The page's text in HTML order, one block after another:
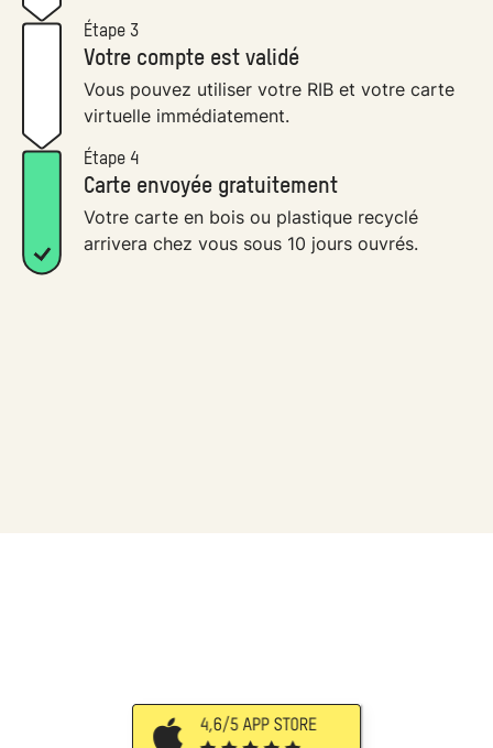
Étape 3
Votre compte est validé
Vous pouvez utiliser votre RIB et votre carte
virtuelle immédiatement.
Étape 4
Carte envoyée gratuitement
Votre carte en bois ou plastique recyclé
arrivera chez vous sous 10 jours ouvrés.